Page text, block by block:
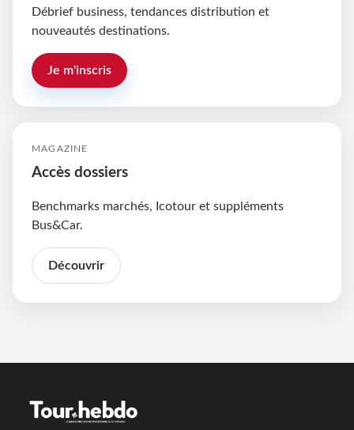
Débrief business, tendances distribution et
nouveautés destinations.
Je m'inscris
MAGAZINE
Accès dossiers
Benchmarks marchés, Icotour et suppléments
Bus&Car.
Découvrir